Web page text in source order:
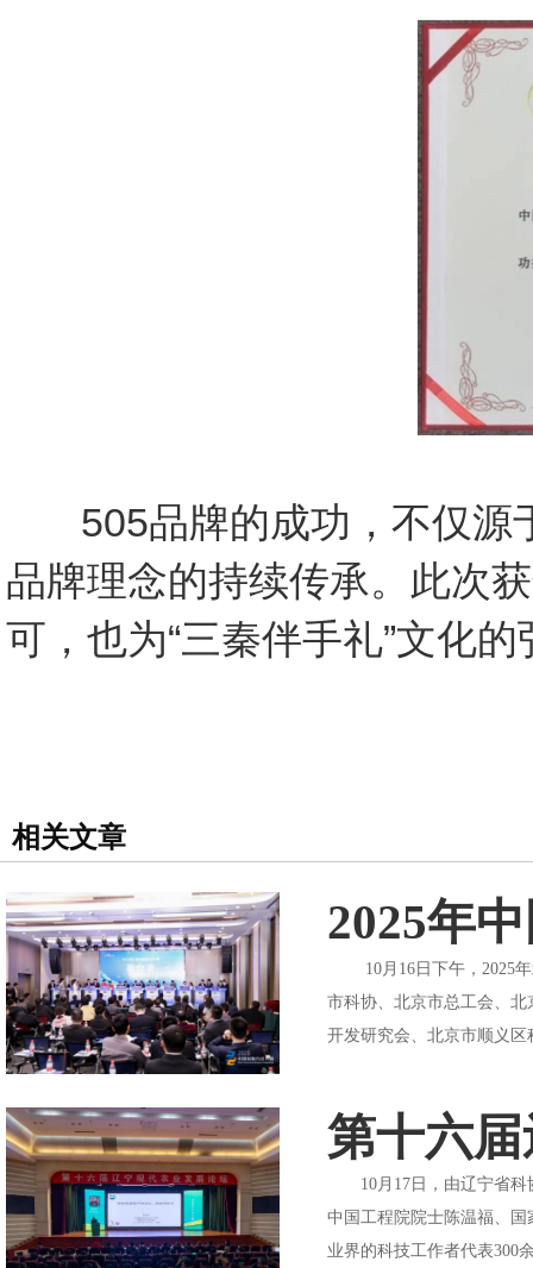
505品牌的成功，不仅源
品牌理念的持续传承。此次
可，也为“三秦伴手礼”文化
相关文章
2025年
10月16日下午，2025年
市科协、北京市总工会、
开发研究会、北京市顺义
第十六
10月17日，由辽宁省科
中国工程院院士陈温福、
业界的科技工作者代表